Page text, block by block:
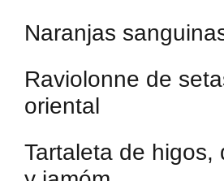
Naranjas
Raviolonne de
oriental
Tartaleta de higos,